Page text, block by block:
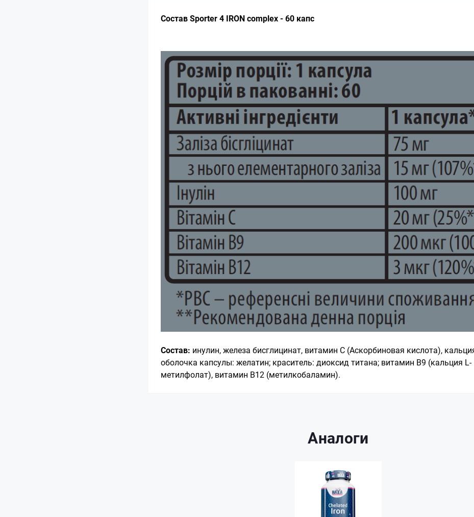
Состав Sporter 4 IRON complex - 60 капс
Состав: инулин, железа бисглицинат, витамин С (Аскорбиновая кислота),
оболочка капсулы: желатин; краситель: диоксид титана; витамин B9 (кальция L-
метилфолат), витамин B12 (метилкобаламин).
Аналоги